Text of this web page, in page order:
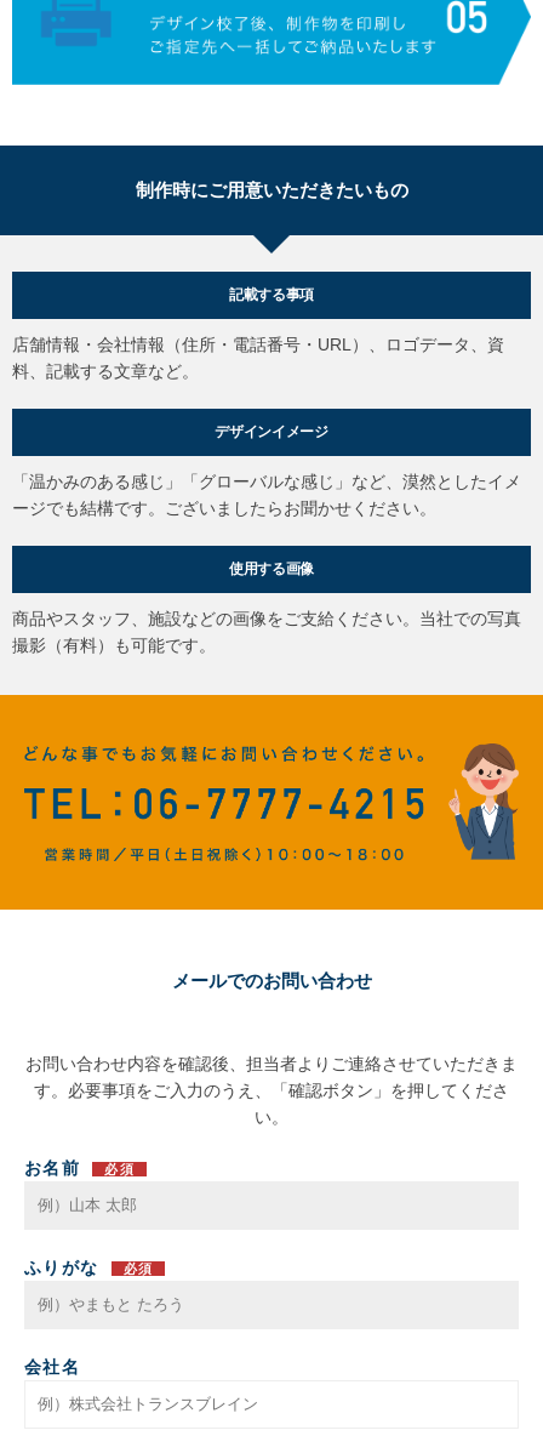
制作時にご用意いただきたいもの
記載する事項
店舗情報・会社情報（住所・電話番号・URL）、ロゴデータ、資
料、記載する文章など。
デザインイメージ
「温かみのある感じ」「グローバルな感じ」など、漠然としたイメ
ージでも結構です。ございましたらお聞かせください。
使用する画像
商品やスタッフ、施設などの画像をご支給ください。当社での写真
撮影（有料）も可能です。
メールでのお問い合わせ
お問い合わせ内容を確認後、担当者よりご連絡させていただきま
す。必要事項をご入力のうえ、「確認ボタン」を押してくださ
い。
お名前 必須
ふりがな 必須
会社名